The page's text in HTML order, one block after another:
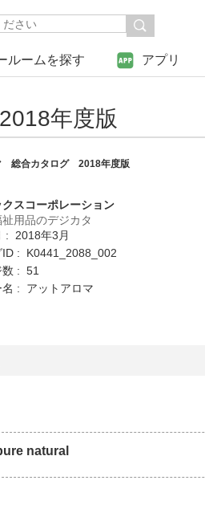
ルームを探す アプリ
年度版
総合カタログ 2018年度版
スコーポレーション
用品のデジカタ
: 2018年3月
ID : K0441_2088_002
数 : 51
名 : アットアロマ
natural